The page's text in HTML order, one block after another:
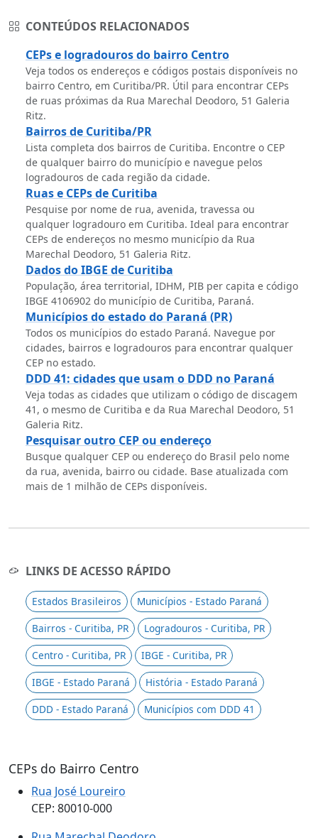
CONTEÚDOS RELACIONADOS
CEPs e logradouros do bairro Centro
Veja todos os endereços e códigos postais disponíveis no
bairro Centro, em Curitiba/PR. Útil para encontrar CEPs
de ruas próximas da Rua Marechal Deodoro, 51 Galeria
Ritz.
Bairros de Curitiba/PR
Lista completa dos bairros de Curitiba. Encontre o CEP
de qualquer bairro do município e navegue pelos
logradouros de cada região da cidade.
Ruas e CEPs de Curitiba
Pesquise por nome de rua, avenida, travessa ou
qualquer logradouro em Curitiba. Ideal para encontrar
CEPs de endereços no mesmo município da Rua
Marechal Deodoro, 51 Galeria Ritz.
Dados do IBGE de Curitiba
População, área territorial, IDHM, PIB per capita e código
IBGE 4106902 do município de Curitiba, Paraná.
Municípios do estado do Paraná (PR)
Todos os municípios do estado Paraná. Navegue por
cidades, bairros e logradouros para encontrar qualquer
CEP no estado.
DDD 41: cidades que usam o DDD no Paraná
Veja todas as cidades que utilizam o código de discagem
41, o mesmo de Curitiba e da Rua Marechal Deodoro, 51
Galeria Ritz.
Pesquisar outro CEP ou endereço
Busque qualquer CEP ou endereço do Brasil pelo nome
da rua, avenida, bairro ou cidade. Base atualizada com
mais de 1 milhão de CEPs disponíveis.
LINKS DE ACESSO RÁPIDO
Estados Brasileiros
Municípios - Estado Paraná
Bairros - Curitiba, PR
Logradouros - Curitiba, PR
Centro - Curitiba, PR
IBGE - Curitiba, PR
IBGE - Estado Paraná
História - Estado Paraná
DDD - Estado Paraná
Municípios com DDD 41
CEPs do Bairro Centro
Rua José Loureiro
CEP: 80010-000